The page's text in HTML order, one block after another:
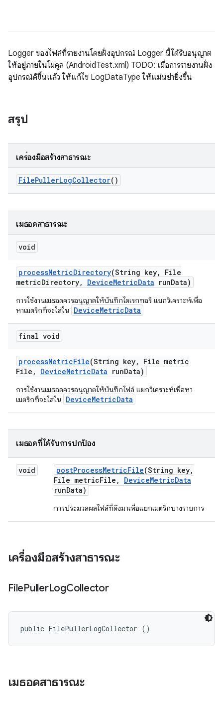
Logger ของไฟล์ที่รายงานโดยฝั่งอุปกรณ์ Logger นี้ได้รับอนุญาต
ให้อยู่ภายในโมดูล (AndroidTest.xml) TODO: เมื่อการรายงานฝั่ง
อุปกรณ์ดีขึ้นแล้ว ให้แก้ไข LogDataType ให้แม่นยำยิ่งขึ้น
สรุป
เครื่องมือสร้างสาธารณะ
FilePullerLogCollector()
เมธอดสาธารณะ
void
processMetricDirectory(String key,
File
metricDirectory, DeviceMetricData runData)
การใช้งานเมธอดควรอนุญาตให้บันทึกไดเรกทอรี แยกวิเคราะห์เพื่อ
หาเมตริกที่จะใส่ใน DeviceMetricData
final void
processMetricFile(String key,
File metric
File , DeviceMetricData runData)
การใช้งานเมธอดควรอนุญาตให้บันทึกไฟล์ แยกวิเคราะห์เพื่อหา
เมตริกที่จะใส่ใน DeviceMetricData
เมธอดที่ได้รับการปกป้อง
void postProcessMetricFile(String key,
File metricFile , DeviceMetricData
runData)
การประมวลผลไฟล์ที่ดึงมาเพื่อแยกเมตริกบางรายการ
เครื่องมือสร้างสาธารณะ
FilePullerLogCollector
public FilePullerLogCollector ()
เมธอดสาธารณะ